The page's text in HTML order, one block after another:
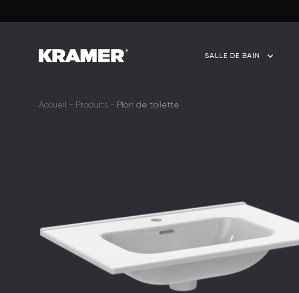
SALLE DE BAIN
Accueil - Produits - Plan de toilette